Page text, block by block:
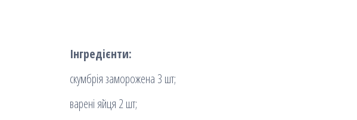
Інгредієнти:
скумбрія заморожена 3 шт;
варені яйця 2 шт;